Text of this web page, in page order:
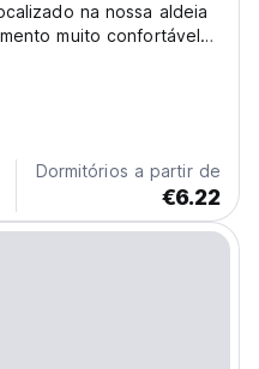
na nossa aldeia
muito confortável
wifi e chuveiro
Dormitórios a partir de
€6.22